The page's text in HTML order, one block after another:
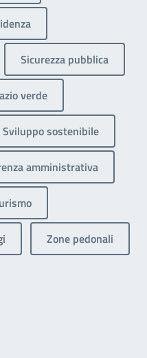
Sicurezza pubblica
verde
Sviluppo sostenibile
amministrativa
Zone pedonali